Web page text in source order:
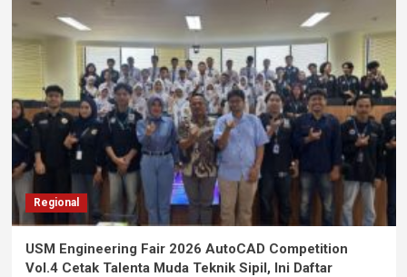
Regional
USM Engineering Fair 2026 AutoCAD Competition
Vol.4 Cetak Talenta Muda Teknik Sipil, Ini Daftar